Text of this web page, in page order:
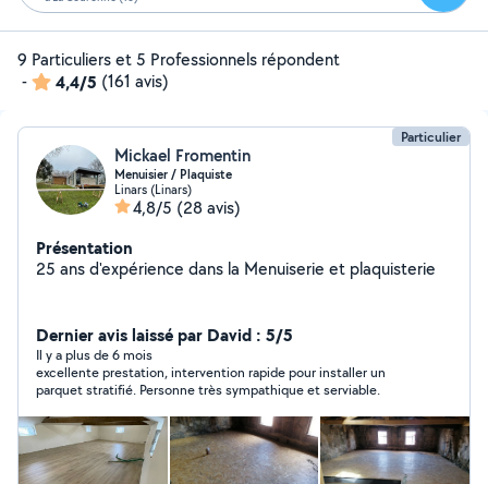
9 Particuliers et 5 Professionnels répondent
-
4,4/5 (161 avis)
Particulier
Mickael Fromentin
Menuisier / Plaquiste
Linars (Linars)
4,8/5 (28 avis)
Présentation
25 ans d'expérience dans la Menuiserie et plaquisterie
Dernier avis laissé par David : 5/5
Il y a plus de 6 mois
excellente prestation, intervention rapide pour installer un
parquet stratifié. Personne très sympathique et serviable.